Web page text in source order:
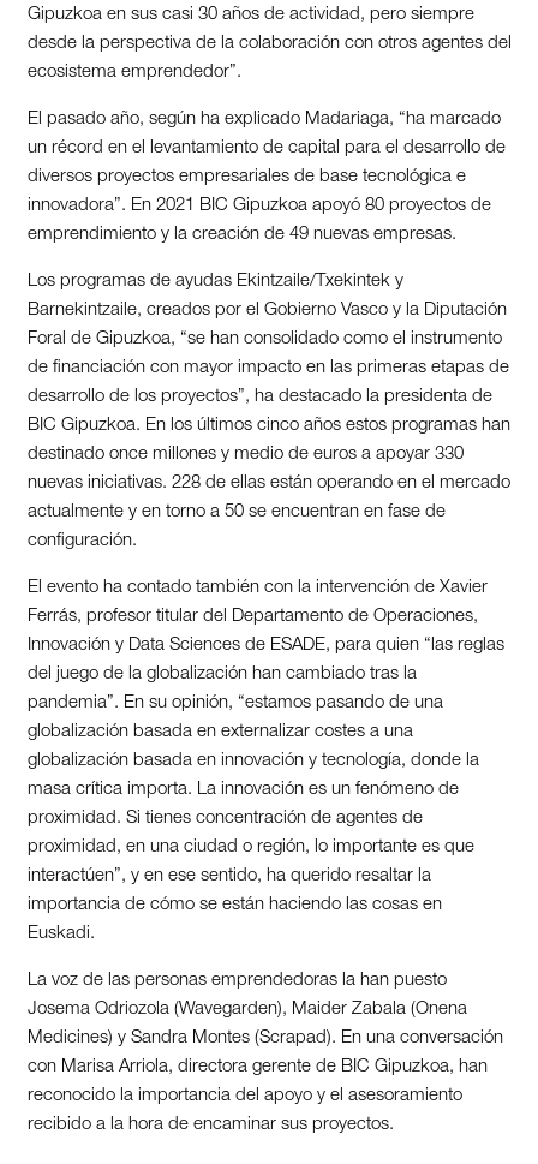
Gipuzkoa en sus casi 30 años de actividad, pero siempre
desde la perspectiva de la colaboración con otros agentes del
ecosistema emprendedor”.
El pasado año, según ha explicado Madariaga, “ha marcado
un récord en el levantamiento de capital para el desarrollo de
diversos proyectos empresariales de base tecnológica e
innovadora”. En 2021 BIC Gipuzkoa apoyó 80 proyectos de
emprendimiento y la creación de 49 nuevas empresas.
Los programas de ayudas Ekintzaile/Txekintek y
Barnekintzaile, creados por el Gobierno Vasco y la Diputación
Foral de Gipuzkoa, “se han consolidado como el instrumento
de financiación con mayor impacto en las primeras etapas de
desarrollo de los proyectos”, ha destacado la presidenta de
BIC Gipuzkoa. En los últimos cinco años estos programas han
destinado once millones y medio de euros a apoyar 330
nuevas iniciativas. 228 de ellas están operando en el mercado
actualmente y en torno a 50 se encuentran en fase de
configuración.
El evento ha contado también con la intervención de Xavier
Ferrás, profesor titular del Departamento de Operaciones,
Innovación y Data Sciences de ESADE, para quien “las reglas
del juego de la globalización han cambiado tras la
pandemia”. En su opinión, “estamos pasando de una
globalización basada en externalizar costes a una
globalización basada en innovación y tecnología, donde la
masa crítica importa. La innovación es un fenómeno de
proximidad. Si tienes concentración de agentes de
proximidad, en una ciudad o región, lo importante es que
interactúen”, y en ese sentido, ha querido resaltar la
importancia de cómo se están haciendo las cosas en
Euskadi.
La voz de las personas emprendedoras la han puesto
Josema Odriozola (Wavegarden), Maider Zabala (Onena
Medicines) y Sandra Montes (Scrapad). En una conversación
con Marisa Arriola, directora gerente de BIC Gipuzkoa, han
reconocido la importancia del apoyo y el asesoramiento
recibido a la hora de encaminar sus proyectos.